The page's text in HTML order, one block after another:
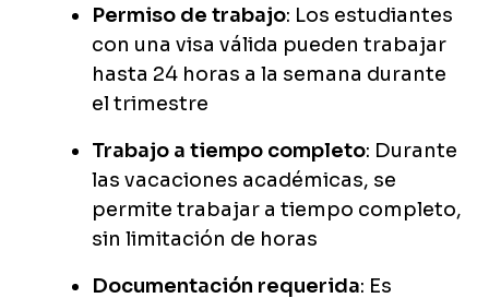
Permiso de trabajo: Los estudiantes
con una visa válida pueden trabajar
hasta 24 horas a la semana durante
el trimestre
Trabajo a tiempo completo: Durante
las vacaciones académicas, se
permite trabajar a tiempo completo,
sin limitación de horas
Documentación requerida: Es